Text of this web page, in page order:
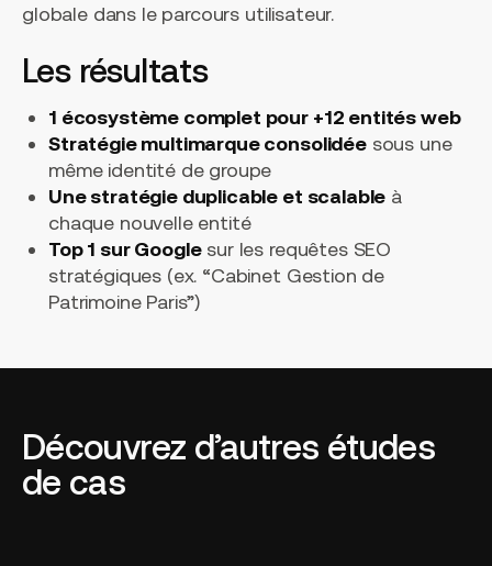
globale dans le parcours utilisateur.
Les résultats
1 écosystème complet pour +12 entités web
Stratégie multimarque consolidéesous une
même identité de groupe
Une stratégie duplicable et scalable à
chaque nouvelle entité
Top 1 sur Googlesur les requêtes SEO
stratégiques (ex. “Cabinet Gestion de
Patrimoine Paris”)
Découvrez d’autres études
de cas